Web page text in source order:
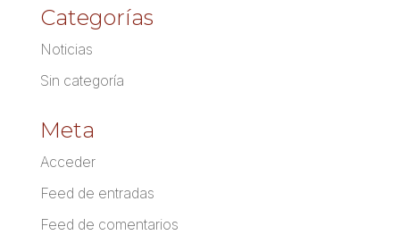
Categorías
Noticias
Sin categoría
Meta
Acceder
Feed de entradas
Feed de comentarios